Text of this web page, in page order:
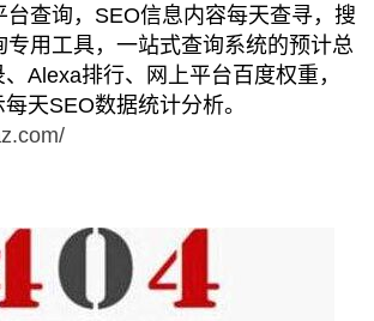
台查询，SEO信息内容每天查寻，搜
专用工具，一站式查询系统的预计总
Alexa排行、网上平台百度权重，
天SEO数据统计分析。